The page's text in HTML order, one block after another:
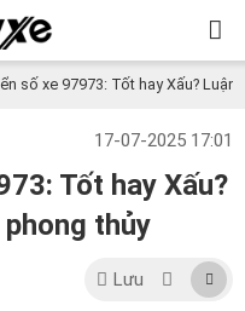
số xe 97973: Tốt hay Xấu?
17-07-2025 17:01
Tốt hay Xấu?
thủy
Lưu